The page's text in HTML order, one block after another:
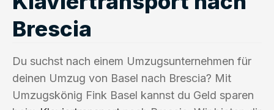
Brescia
Du suchst nach einem Umzugsunternehmen für
deinen Umzug von Basel nach Brescia? Mit
Umzugskönig Fink Basel kannst du Geld sparen